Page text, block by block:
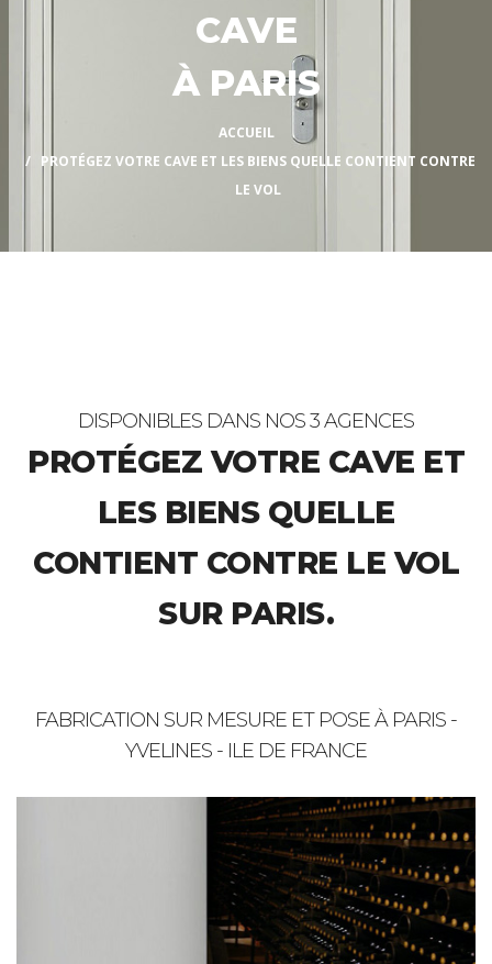
CAVE
À PARIS
ACCUEIL
PROTÉGEZ VOTRE CAVE ET LES BIENS QUELLE CONTIENT CONTRE
LE VOL
DISPONIBLES DANS NOS 3 AGENCES
PROTÉGEZ VOTRE CAVE ET
LES BIENS QUELLE
CONTIENT CONTRE LE VOL
SUR PARIS.
FABRICATION SUR MESURE ET POSE À PARIS -
YVELINES - ILE DE FRANCE